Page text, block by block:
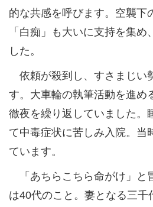
的な共感を呼びます。空襲下
「白痴」も大いに支持を集め
した。
依頼が殺到し、すさまじい
す。大車輪の執筆活動を進め
徹夜を繰り返していました。
て中毒症状に苦しみ入院。当
ています。
「あちらこちら命がけ」と
は40代のこと。妻となる三千